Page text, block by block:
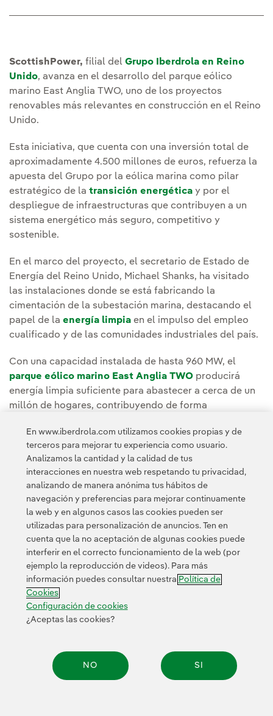
ScottishPower, filial del Grupo Iberdrola en Reino
Unido, avanza en el desarrollo del parque eólico
marino East Anglia TWO, uno de los proyectos
renovables más relevantes en construcción en el Reino
Unido.
Esta iniciativa, que cuenta con una inversión total de
aproximadamente 4.500 millones de euros, refuerza la
apuesta del Grupo por la eólica marina como pilar
estratégico de la transición energética y por el
despliegue de infraestructuras que contribuyen a un
sistema energético más seguro, competitivo y
sostenible.
En el marco del proyecto, el secretario de Estado de
Energía del Reino Unido, Michael Shanks, ha visitado
las instalaciones donde se está fabricando la
cimentación de la subestación marina, destacando el
papel de la energía limpia en el impulso del empleo
cualificado y de las comunidades industriales del país.
Con una capacidad instalada de hasta 960 MW, el
parque eólico marino East Anglia TWO producirá
energía limpia suficiente para abastecer a cerca de un
millón de hogares, contribuyendo de forma
Reino Unido.
Puedes leer la noticia completa en la Sala de
comunicación de ScottishPower.
Contacta Clientes Política de Privacidad Información legal
Política de cookies
Canal de denuncias
En www.iberdrola.com utilizamos cookies propias y de
terceros para mejorar tu experiencia como usuario.
Analizamos la cantidad y la calidad de tus
interacciones en nuestra web respetando tu privacidad,
analizando de manera anónima tus hábitos de
navegación y preferencias para mejorar continuamente
la web y en algunos casos las cookies pueden ser
utilizadas para personalización de anuncios. Ten en
cuenta que la no aceptación de algunas cookies puede
interferir en el correcto funcionamiento de la web (por
ejemplo la reproducción de videos). Para más
información puedes consultar nuestra Política de
Cookies
Configuración de cookies
¿Aceptas las cookies?
NO SI